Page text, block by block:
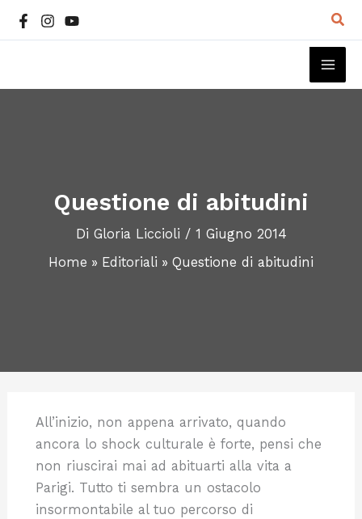
Questione di abitudini
Di Gloria Liccioli / 1 Giugno 2014
Home
Editoriali Questione di abitudini
All’inizio, non appena arrivato, quando
ancora lo shock culturale è forte, pensi che
non riuscirai mai ad abituarti alla vita a
Parigi. Tutto ti sembra un ostacolo
insormontabile al tuo percorso di